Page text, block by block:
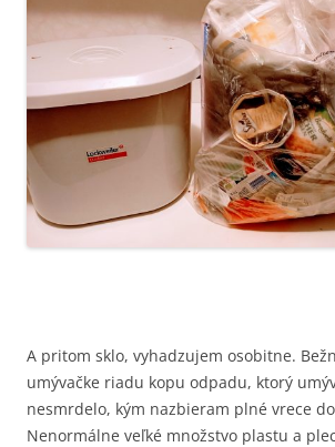
A pritom sklo, vyhadzujem osobitne.
umývačke riadu kopu odpadu, ktorý
nesmrdelo, kým nazbieram plné vrece
Nenormálne veľké množstvo plastu a